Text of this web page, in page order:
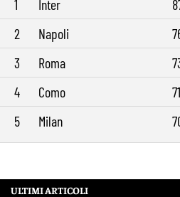
9:32
Mercato Roma, Gasperini aspetta
1 Inter
2
Napoli
3
Roma
4
Como
71
5
Milan
ULTIMI ARTICOLI